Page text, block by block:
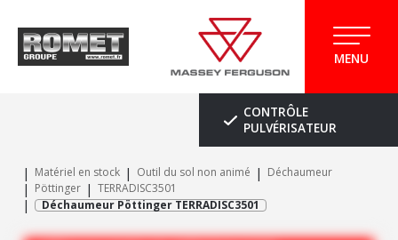
MENU
CONTRÔLE
PULVÉRISATEUR
Matériel en stock Outil du sol non animé
Déchaumeur
Pöttinger
TERRADISC3501
Déchaumeur Pöttinger TERRADISC3501